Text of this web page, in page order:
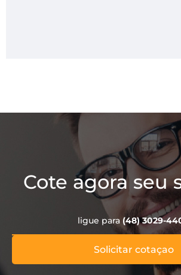
Cote agora seu
Solicitar cotaçao
ligue para (48) 3029-